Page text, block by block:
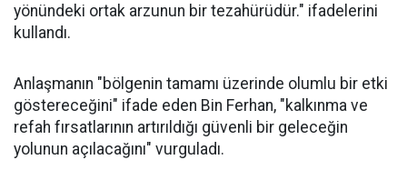
yönündeki ortak arzunun bir tezahürüdür." ifadelerini
kullandı.
Anlaşmanın "bölgenin tamamı üzerinde olumlu bir etki
göstereceğini" ifade eden Bin Ferhan, "kalkınma ve
refah fırsatlarının artırıldığı güvenli bir geleceğin
yolunun açılacağını" vurguladı.